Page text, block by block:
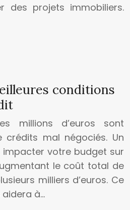
des projets immobiliers.
conditions
millions d’euros sont
mal négociés. Un
votre budget sur
le coût total de
milliers d’euros. Ce
à…